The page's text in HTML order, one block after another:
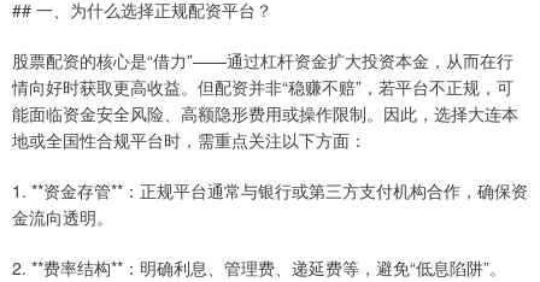
## 一、为什么选择正规配资平台？
股票配资的核心是“借力”——通过杠杆资金扩大投资本金，从而在行
情向好时获取更高收益。但配资并非“稳赚不赔”，若平台不正规，可
能面临资金安全风险、高额隐形费用或操作限制。因此，选择大连本
地或全国性合规平台时，需重点关注以下方面：
1. **资金存管**：正规平台通常与银行或第三方支付机构合作，确保资
金流向透明。
2. **费率结构**：明确利息、管理费、递延费等，避免“低息陷阱”。